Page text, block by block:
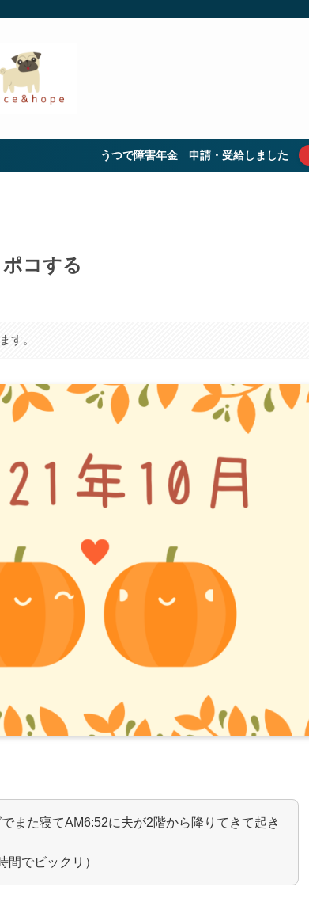
うつで障害年金 申請・受給しました
コする
す。
また寝てAM6:52に夫が2階から降りてきて起き
間でビックリ）